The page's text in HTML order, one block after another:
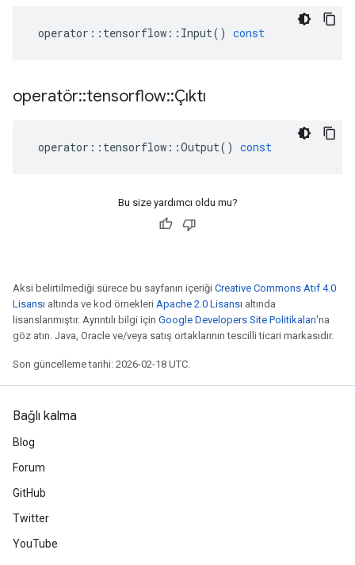
operator :: tensorflow :: Input() const
operatör::tensorflow::Çıktı
operator :: tensorflow ::Output() const
Bu size yardımcı oldu mu?
Aksi belirtilmediği sürece bu sayfanın içeriği Creative Commons Atıf 4.0
Lisansı altında ve kod örnekleri Apache 2.0 Lisansı altında
lisanslanmıştır. Ayrıntılı bilgi için Google Developers Site Politikaları'na
göz atın. Java, Oracle ve/veya satış ortaklarının tescilli ticari markasıdır.
Son güncelleme tarihi: 2026-02-18 UTC.
Bağlı kalma
Blog
Forum
GitHub
Twitter
YouTube